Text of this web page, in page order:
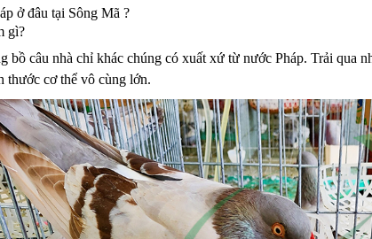
ở đâu tại Sông Mã ?
gì?
bồ câu nhà chỉ khác chúng có xuất xứ từ nước Pháp. Trải qua
thước cơ thể vô cùng lớn.